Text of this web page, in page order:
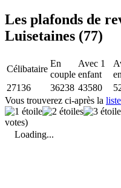
Les plafonds de
Luisetaines (77)
Célibataire
En
couple
Avec 1
enfant
27136
36238 43580
Vous trouverez ci-après la
votes)
Loading...